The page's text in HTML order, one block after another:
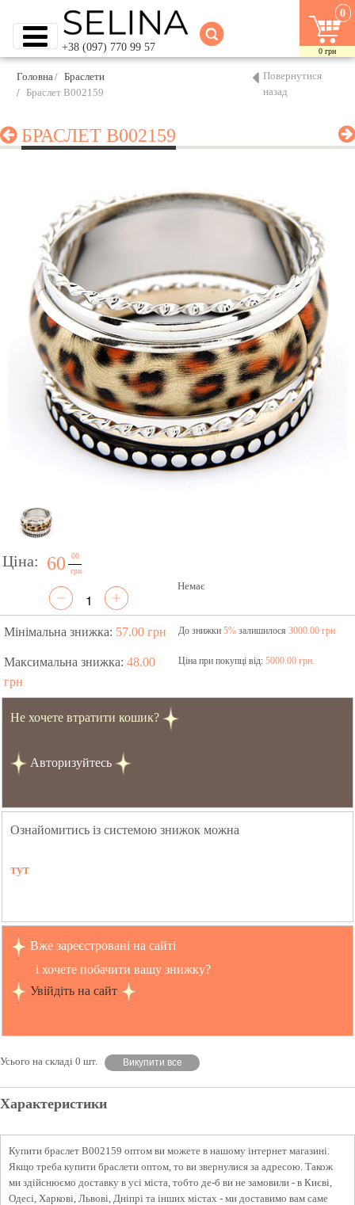
+38 (097) 770 99 57
0
0 грн
Головна
Браслети
Браслет B002159
Повернутися
назад
БРАСЛЕТ B002159
Ціна: 60
00
грн
Немає
Мінімальна знижка: 57.00 грн До знижки 5%залишилося 3000.00 грн
Максимальна знижка: 48.00
грн
Ціна при покупці від: 5000.00 грн.
Не хочете втратити кошик?
Авторизуйтесь
Ознайомитись із системою знижок можна
тут
Вже зареєстровані на сайті
і хочете побачити вашу знижку?
Увійдіть на сайт
Усього на складі 0 шт. Викупити все
Характеристики
Купити браслет B002159 оптом ви можете в нашому інтернет магазині.
Якщо треба купити браслети оптом, то ви звернулися за адресою. Також
ми здійснюємо доставку в усі міста, тобто де-б ви не замовили - в Києві,
Одесі, Харкові, Львові, Дніпрі та інших містах - ми доставимо вам саме